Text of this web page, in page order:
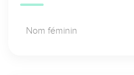
Nom féminin